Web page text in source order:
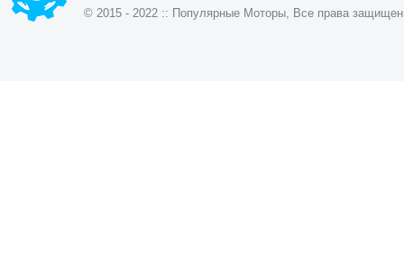
© 2015 - 2022 :: Популярные Моторы, Все права